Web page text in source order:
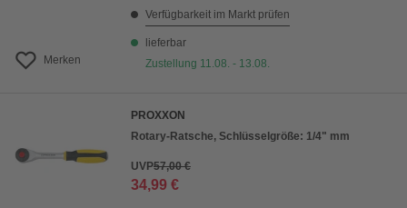
Merken
Verfügbarkeit im Markt prüfen
lieferbar
Zustellung 11.08. - 13.08.
PROXXON
Rotary-Ratsche, Schlüsselgröße: 1/4" mm
UVP57,00 €
34,99 €